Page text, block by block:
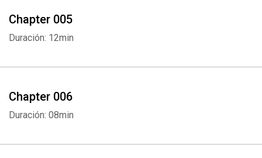
Chapter 005
Duración: 12min
Chapter 006
Duración: 08min